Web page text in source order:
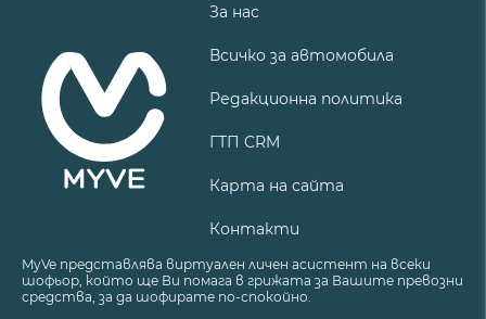
За нас
Всичко за автомобила
Редакционна политика
ГТП CRM
Карта на сайта
Контакти
MyVe представлява виртуален личен асистент на всеки
шофьор, който ще Ви помага в грижата за Вашите превозни
средства, за да шофирате по-спокойно.